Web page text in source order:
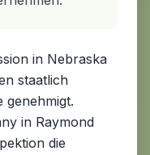
in Nebraska
staatlich
genehmigt.
in Raymond
die